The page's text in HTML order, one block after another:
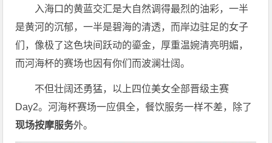
入海口的黄蓝交汇是大自然调得最烈的油彩，一半
是黄河的沉郁，一半是碧海的清透，而岸边驻足的女子
们，像极了这色块间跃动的鎏金，厚重温婉清亮明媚，
而河海杯的赛场也因有你们而波澜壮阔。
不但壮阔还勇猛，以上四位美女全部晋级主赛
Day2。河海杯赛场一应俱全，餐饮服务一样不差，除了
现场按摩服务外。